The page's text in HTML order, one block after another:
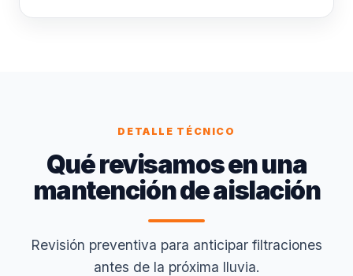
DETALLE TÉCNICO
Qué revisamos en una
mantención de aislación
Revisión preventiva para anticipar filtraciones
antes de la próxima lluvia.